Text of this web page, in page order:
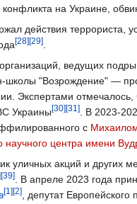
на Украине,
действия террориста,
[28][29].
ведущих
школы "Возрождение" —
Экспертами
Украины[30][31]. В 2023-
с
научного центра имени
уличных акций и других
[39]. В апреле 2023 года
[1][2], депутат Европейского